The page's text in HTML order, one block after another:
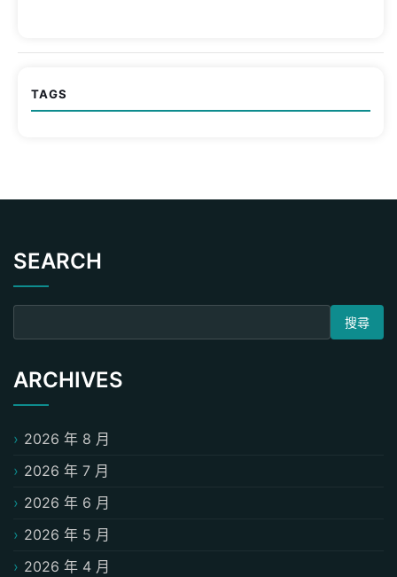
TAGS
SEARCH
搜尋關鍵字:
ARCHIVES
2026 年 8 月
2026 年 7 月
2026 年 6 月
2026 年 5 月
2026 年 4 月